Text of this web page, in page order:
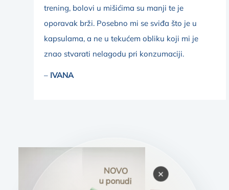
trening, bolovi u mišićima su manji te je
oporavak brži. Posebno mi se sviđa što je u
kapsulama, a ne u tekućem obliku koji mi je
znao stvarati nelagodu pri konzumaciji.
– IVANA
×
NOVO
u ponudi